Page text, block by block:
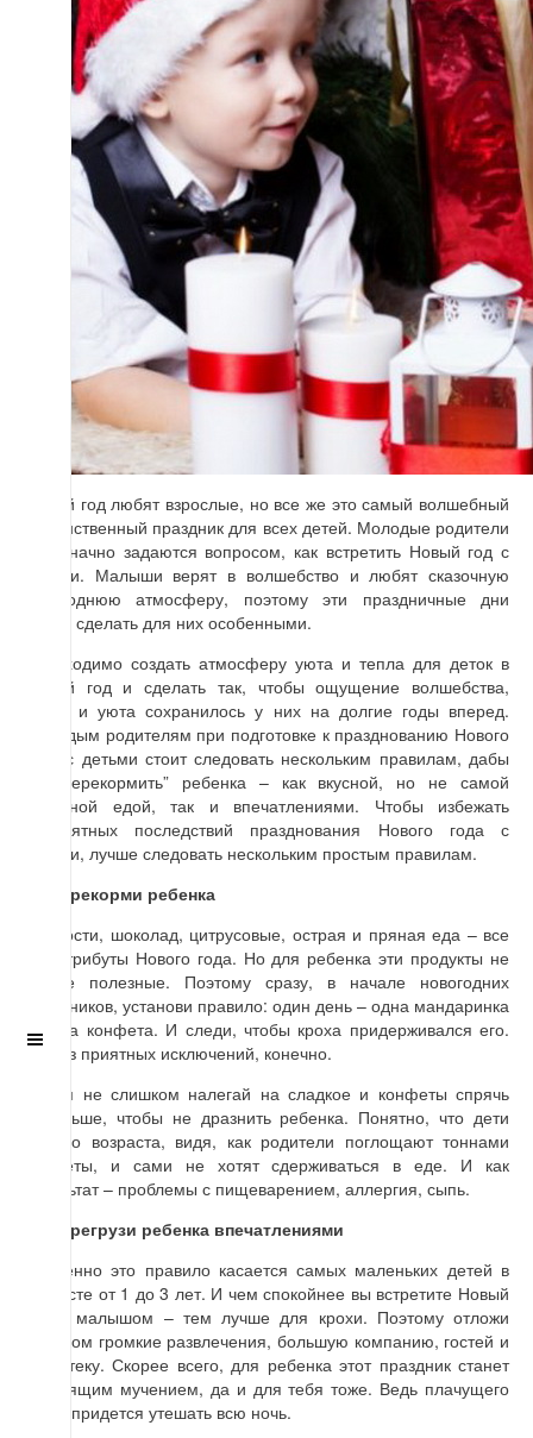
Новый год любят взрослые, но все же это самый волшебный
и таинственный праздник для всех детей. Молодые родители
однозначно задаются вопросом, как встретить Новый год с
детьми. Малыши верят в волшебство и любят сказочную
новогоднюю атмосферу, поэтому эти праздничные дни
важно сделать для них особенными.
Необходимо создать атмосферу уюта и тепла для деток в
Новый год и сделать так, чтобы ощущение волшебства,
тепла и уюта сохранилось у них на долгие годы вперед.
Молодым родителям при подготовке к празднованию Нового
года с детьми стоит следовать нескольким правилам, дабы
не “перекормить” ребенка – как вкусной, но не самой
полезной едой, так и впечатлениями. Чтобы избежать
неприятных последствий празднования Нового года с
детьми, лучше следовать нескольким простым правилам.
НE перекорми ребенка
Сладости, шоколад, цитрусовые, острая и пряная еда – все
это атрибуты Нового года. Но для ребенка эти продукты не
самые полезные. Поэтому сразу, в начале новогодних
праздников, установи правило: один день – одна мандаринка
и одна конфета. И следи, чтобы кроха придерживался его.
Не без приятных исключений, конечно.
И сам не слишком налегай на сладкое и конфеты спрячь
подальше, чтобы не дразнить ребенка. Понятно, что дети
любого возраста, видя, как родители поглощают тоннами
конфеты, и сами не хотят сдерживаться в еде. И как
результат – проблемы с пищеварением, аллергия, сыпь.
НE перегрузи ребенка впечатлениями
Особенно это правило касается самых маленьких детей в
возрасте от 1 до 3 лет. И чем спокойнее вы встретите Новый
год с малышом – тем лучше для крохи. Поэтому отложи
слишком громкие развлечения, большую компанию, гостей и
дискотеку. Скорее всего, для ребенка этот праздник станет
настоящим мучением, да и для тебя тоже. Ведь плачущего
кроху придется утешать всю ночь.